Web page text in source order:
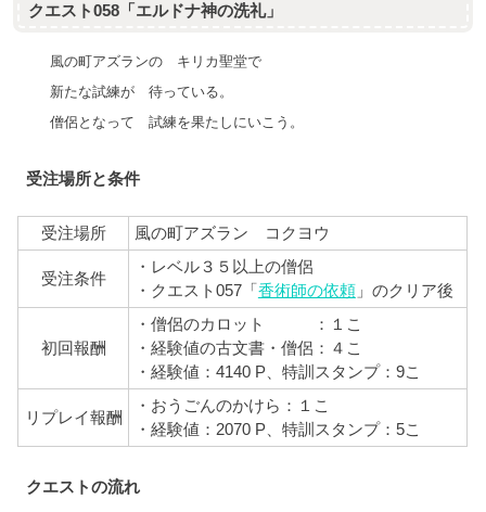
クエスト058「エルドナ神の洗礼」
風の町アズランの キリカ聖堂で
新たな試練が 待っている。
僧侶となって 試練を果たしにいこう。
受注場所と条件
受注場所 風の町アズラン コクヨウ
受注条件
・レベル３５以上の僧侶
・クエスト057「 香術師の依頼」のクリア後
初回報酬
・僧侶のカロット ：１こ
・経験値の古文書・僧侶：４こ
・経験値：4140 P、 特訓スタンプ：9こ
リプレイ報酬
・おうごんのかけら：１こ
・経験値：2070 P、特訓スタンプ：5こ
クエストの流れ